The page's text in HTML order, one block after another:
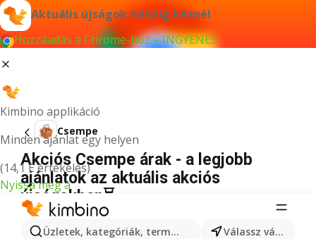
Aktuális újságok mindig kéznél
Hozzáadás a Chrome-hoz – INGYENES
Kimbino applikáció
Minden ajánlat egy helyen
(14,1 E értékelés)
Nyissa meg a
Üzletek, kategóriák, termékek keresése... Válassz várost
Csempe
Akciós Csempe árak - a legjobb
ajánlatok az aktuális akciós
újságokban⏳